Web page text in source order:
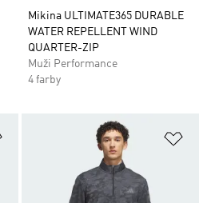
Mikina ULTIMATE365 DURABLE
WATER REPELLENT WIND
QUARTER-ZIP
Muži Performance
4 farby
Pridať do zoznamu želaných